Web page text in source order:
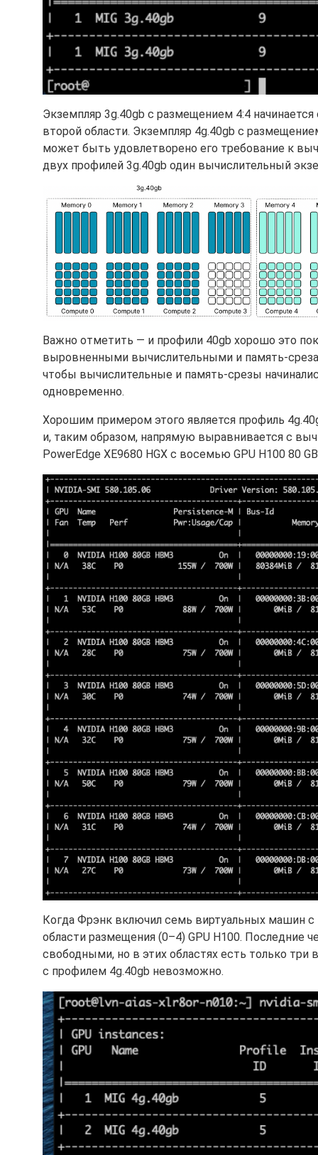
Экземпляр 3g.40gb с размещением 4:4
второй области. Экземпляр 4g.40gb с
может быть удовлетворено его требование к
двух профилей 3g.40gb один вычислительный
Важно отметить — и профили 40gb хорошо это
выровненными вычислительными и память-
чтобы вычислительные и память-срезы
одновременно.
Хорошим примером этого является профиль
и, таким образом, напрямую выравнивается с
PowerEdge XE9680 HGX с восемью GPU H100 80
Когда Фрэнк включил семь виртуальных машин
области размещения (0–4) GPU H100. Последние
свободными, но в этих областях есть только
с профилем 4g.40gb невозможно.